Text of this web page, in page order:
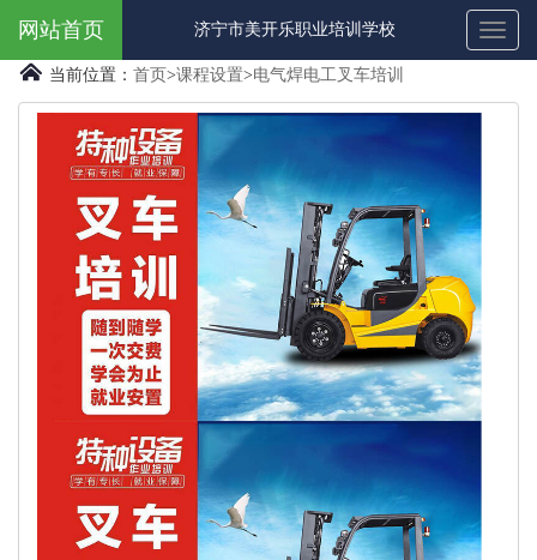
Toggle
网站首页 济宁市美开乐职业培训学校
当前位置： 首页 >课程设置>电气焊电工叉车培训